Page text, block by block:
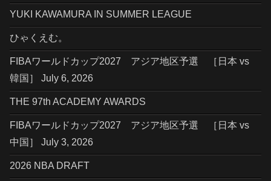
YUKI KAWAMURA IN SUMMER LEAGUE
ひゃくえむ。
FIBAワールドカップ2027 アジア地区予選 ［日本 vs
韓国］ July 6, 2026
THE 97th ACADEMY AWARDS
FIBAワールドカップ2027 アジア地区予選 ［日本 vs
中国］ July 3, 2026
2026 NBA DRAFT